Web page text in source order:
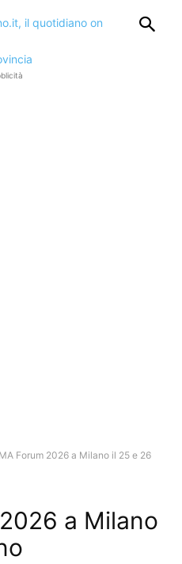
Forum 2026 a Milano il 25 e 26
a Milano